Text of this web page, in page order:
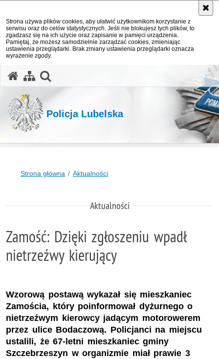
Strona używa plików cookies, aby ułatwić użytkownikom korzystanie z
serwisu oraz do celów statystycznych. Jeśli nie blokujesz tych plików, to
zgadzasz się na ich użycie oraz zapisanie w pamięci urządzenia.
Pamiętaj, że możesz samodzielnie zarządzać cookies, zmieniając
ustawienia przeglądarki. Brak zmiany ustawienia przeglądarki oznacza
wyrażenie zgody.
Policja Lubelska
Strona główna Aktualności
Aktualności
Zamość: Dzięki zgłoszeniu wpadł
nietrzeźwy kierujący
Wzorową postawą wykazał się mieszkaniec
Zamościa, który poinformował dyżurnego o
nietrzeźwym kierowcy jadącym motorowerem
przez ulice Bodaczową. Policjanci na miejscu
ustalili, że 67-letni mieszkaniec gminy
Szczebrzeszyn w organizmie miał prawie 3